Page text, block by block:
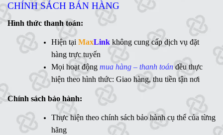
Ổ cứng di động,LCD,Networking, Linh kiện,....(Ms. Trâm
- 0944 908 249)
Synology , QNAP,Terramaster,Toshiba,Seagate,
,Ổ cứng di động ,LCD,Networking, Linh kiện,....(Ms.
Vân Anh - 0775 163 765)
Hotline:
MaxLink - 0906 730 778
. Linh - 0902 700 727
CHÍNH SÁCH BÁN HÀNG
Hình thức thanh toán:
Hiện tại MaxLink không cung cấp dịch vụ đặt
hàng trực tuyến
Mọi hoạt động mua hàng – thanh toán đều thực
hiện theo hình thức: Giao hàng, thu tiền tận nơi
Chính sách bảo hành:
Thực hiện theo chính sách bảo hành cụ thể của từng
hãng